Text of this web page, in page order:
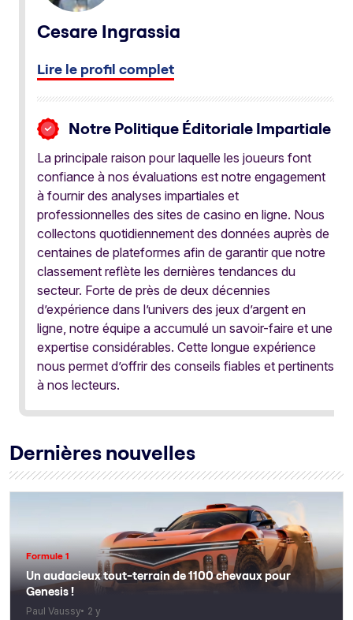
Cesare Ingrassia
Lire le profil complet
Notre Politique Éditoriale Impartiale
La principale raison pour laquelle les joueurs font
confiance à nos évaluations est notre engagement
à fournir des analyses impartiales et
professionnelles des sites de casino en ligne. Nous
collectons quotidiennement des données auprès de
centaines de plateformes afin de garantir que notre
classement reflète les dernières tendances du
secteur. Forte de près de deux décennies
d’expérience dans l’univers des jeux d’argent en
ligne, notre équipe a accumulé un savoir-faire et une
expertise considérables. Cette longue expérience
nous permet d’offrir des conseils fiables et pertinents
à nos lecteurs.
Dernières nouvelles
Formule 1
Un audacieux tout-terrain de 1100 chevaux pour
Genesis !
Paul Vaussy 2 y